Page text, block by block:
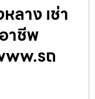
ลาง เช่า
าชีพ
รถ